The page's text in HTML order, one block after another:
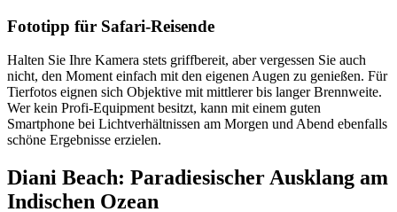
Fototipp für Safari-Reisende
Halten Sie Ihre Kamera stets griffbereit, aber vergessen Sie auch
nicht, den Moment einfach mit den eigenen Augen zu genießen. Für
Tierfotos eignen sich Objektive mit mittlerer bis langer Brennweite.
Wer kein Profi-Equipment besitzt, kann mit einem guten
Smartphone bei Lichtverhältnissen am Morgen und Abend ebenfalls
schöne Ergebnisse erzielen.
Diani Beach: Paradiesischer Ausklang am
Indischen Ozean